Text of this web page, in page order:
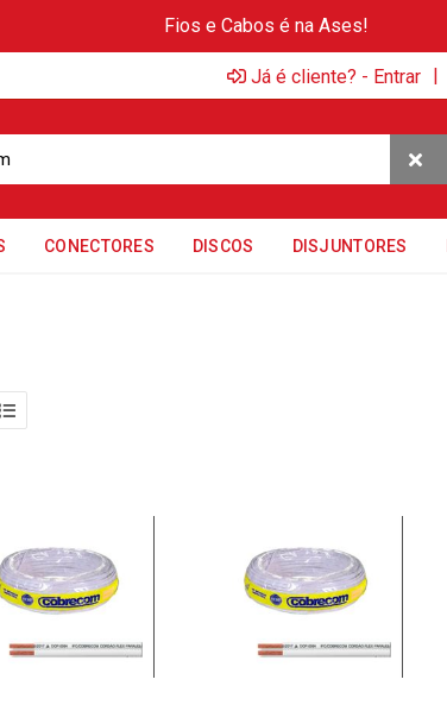
Fios e Cabos é na Ases!
Já é cliente? - Entrar |
CONECTORES DISCOS DISJUNTORES